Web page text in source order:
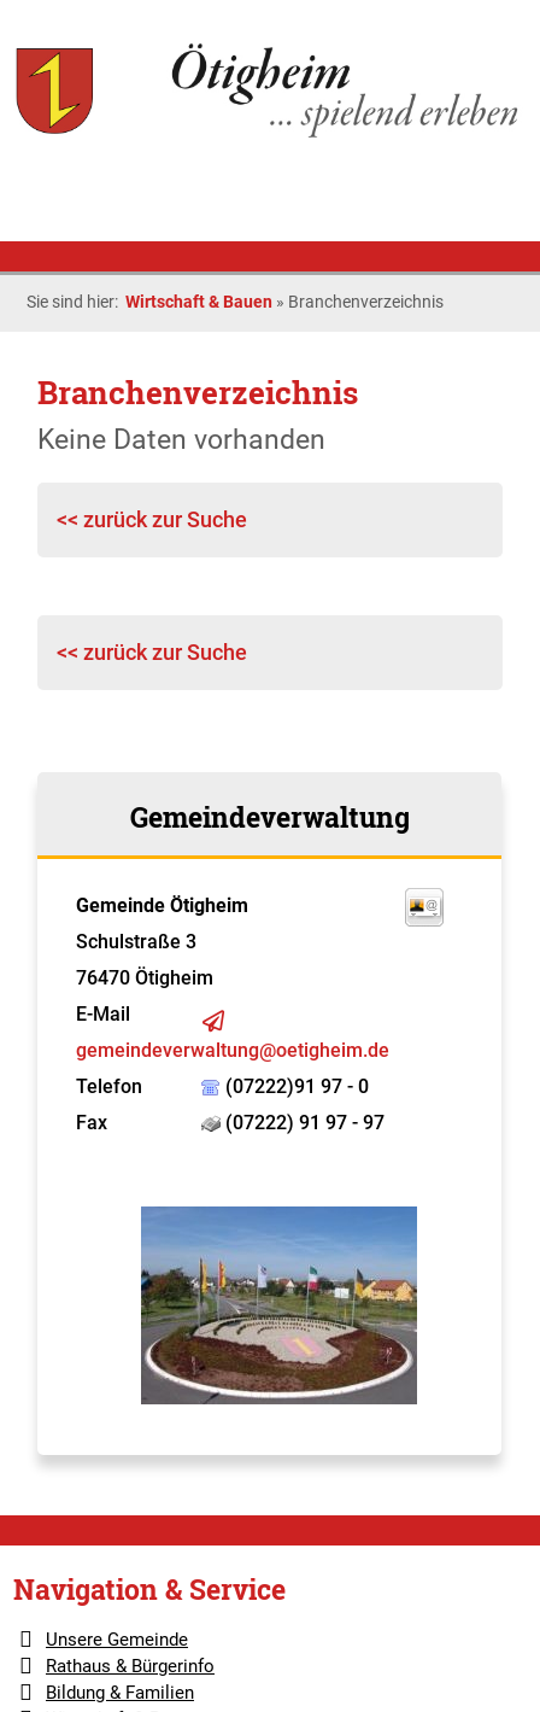
Sie sind hier:Wirtschaft & Bauen » Branchenverzeichnis
Branchenverzeichnis
Keine Daten vorhanden
<< zurück zur Suche
<< zurück zur Suche
Gemeindeverwaltung
Gemeinde Ötigheim
Schulstraße 3
76470 Ötigheim
E-Mail
gemeindeverwaltung@oetigheim.de
Telefon
(07222)91 97 - 0
Fax
(07222) 91 97 - 97
Navigation & Service
Unsere Gemeinde
Rathaus & Bürgerinfo
Bildung & Familien